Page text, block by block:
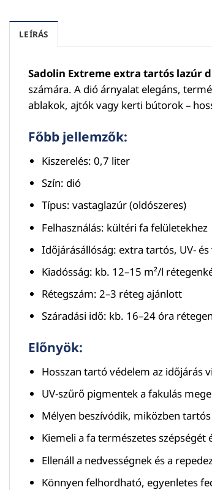
LEÍRÁS
Sadolin Extreme extra tartós lazúr
számára. A dió árnyalat elegáns,
ablakok, ajtók vagy kerti bútorok –
Főbb jellemzők:
Kiszerelés: 0,7 liter
Szín: dió
Típus: vastaglazúr (oldószeres)
Felhasználás: kültéri fa felületekhez
Időjárásállóság: extra tartós, UV-
Kiadósság: kb. 12–15 m²/l
Rétegszám: 2–3 réteg ajánlott
Száradási idő: kb. 16–24 óra
Előnyök:
Hosszan tartó védelem az időjárás
UV-szűrő pigmentek a fakulás
Mélyen beszívódik, miközben
Kiemeli a fa természetes szépségét
Ellenáll a nedvességnek és a
Könnyen felhordható, egyenletes